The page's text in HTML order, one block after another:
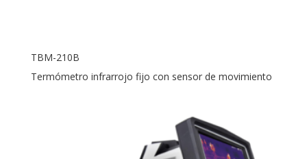
TBM-210B
Termómetro infrarrojo fijo con sensor de movimiento